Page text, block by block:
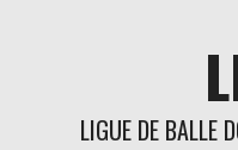
LIGUE DE BALLE